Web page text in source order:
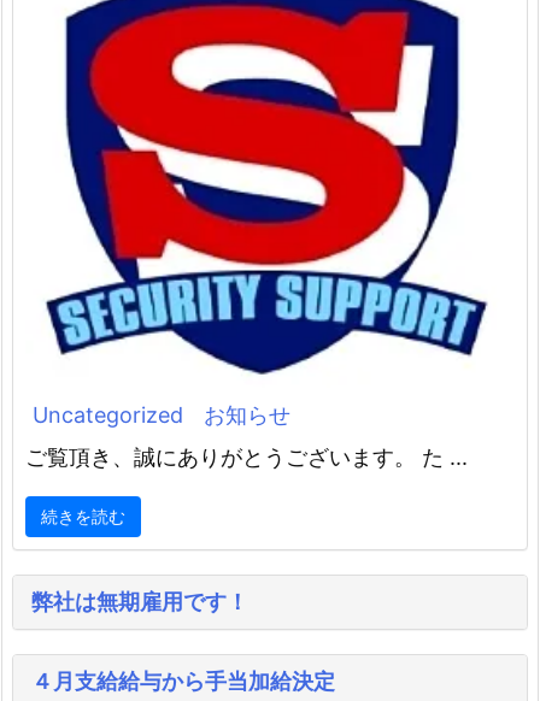
Uncategorized
お知らせ
ご覧頂き、誠にありがとうございます。 た ...
続きを読む
弊社は無期雇用です！
４月支給給与から手当加給決定